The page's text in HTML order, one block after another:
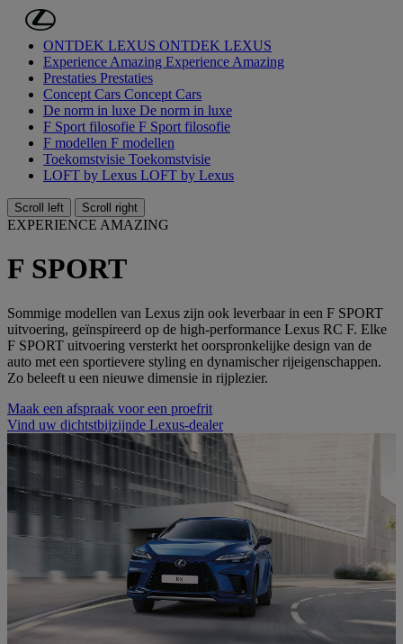
Ga naar de hoofdinhoud
ONTDEK LEXUS ONTDEK LEXUS
Experience Amazing Experience Amazing
Prestaties Prestaties
Concept Cars Concept Cars
De norm in luxe De norm in luxe
F Sport filosofie F Sport filosofie
F modellen F modellen
Toekomstvisie Toekomstvisie
LOFT by Lexus LOFT by Lexus
Scroll left Scroll right
EXPERIENCE AMAZING
F SPORT
Sommige modellen van Lexus zijn ook leverbaar in een F SPORT
uitvoering, geïnspireerd op de high-performance Lexus RC F. Elke
F SPORT uitvoering versterkt het oorspronkelijke design van de
auto met een sportievere styling en dynamischer rijeigenschappen.
Zo beleeft u een nieuwe dimensie in rijplezier.
Maak een afspraak voor een proefrit
Vind uw dichtstbijzijnde Lexus-dealer